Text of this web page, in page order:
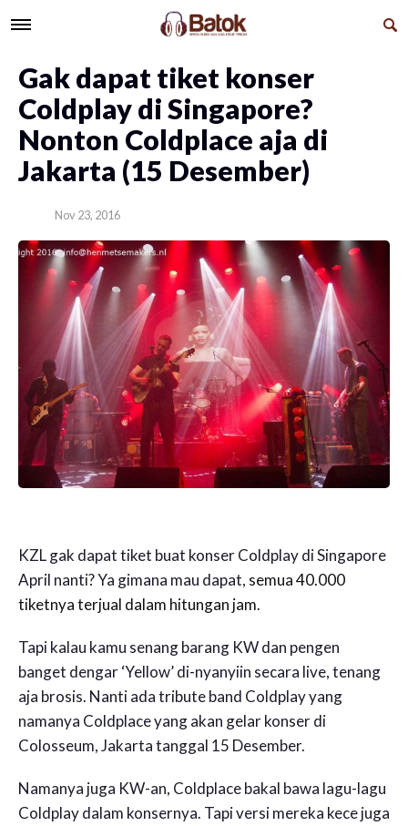
Gak dapat tiket konser
Coldplay di Singapore?
Nonton Coldplace aja di
Jakarta (15 Desember)
Nov 23, 2016
KZL gak dapat tiket buat konser Coldplay di Singapore
April nanti? Ya gimana mau dapat, semua 40.000
tiketnya terjual dalam hitungan jam.
Tapi kalau kamu senang barang KW dan pengen
banget dengar ‘Yellow’ di-nyanyiin secara live, tenang
aja brosis. Nanti ada tribute band Coldplay yang
namanya Coldplace yang akan gelar konser di
Colosseum, Jakarta tanggal 15 Desember.
Namanya juga KW-an, Coldplace bakal bawa lagu-lagu
Coldplay dalam konsernya. Tapi versi mereka kece juga